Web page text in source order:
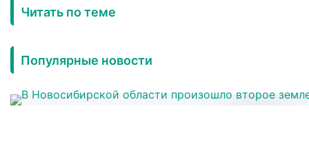
Читать по теме
Популярные новости